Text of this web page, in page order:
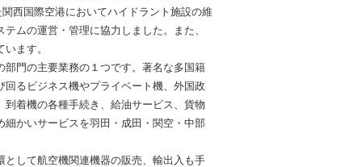
西国際空港においてハイドラント施設の維
ムの運営・管理に協力しました。また、
ます。
門の主要業務の１つです。著名な多国籍
るビジネス機やプライベート機、外国政
着機の各種手続き、給油サービス、貨物
かいサービスを羽田・成田・関空・中部
して航空機関連機器の販売、輸出入も手